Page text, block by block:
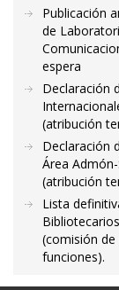
Publicación
de
espera
Declaración
(atribución
Declaración
Área
(atribución
Lista
(comisión
funciones).